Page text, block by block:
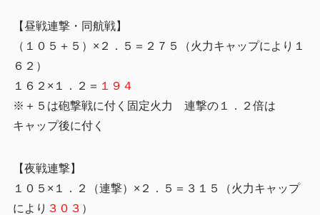
【昼戦連撃・同航戦】
（１０５＋５）×２．５＝２７５（火力キャップにより１
６２）
１６２×１．２＝ １９４
※＋５は砲撃戦に付く固定火力 連撃の１．２倍は
キャップ後に付く
【夜戦連撃】
１０５×１．２（連撃）×２．５＝３１５（火力キャップ
により ３０３ ）